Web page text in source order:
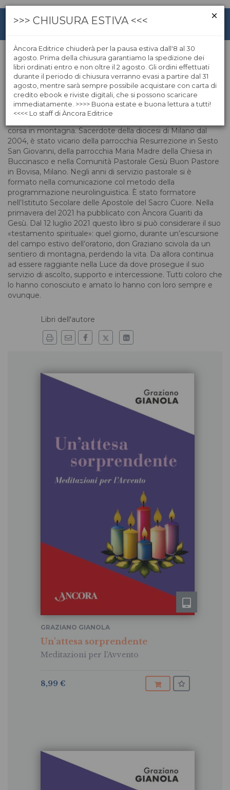
Graziano Gianola
Graziano Gianola è nato nel 1973 a Premana (LC), in alta
Valsassina, ed è il sesto di dieci fratelli. Prima di entrare in
corsa in montagna. Sacerdote della diocesi di Milano dal
2004, è stato vicario della parrocchia Resurrezione in Sesto
San Giovanni, della parrocchia Maria Madre della Chiesa in
Buccinasco e nella Comunità Pastorale Gesù Buon Pastore
in Bovisa, Milano. Negli anni di servizio pastorale si è
formato nella comunicazione col metodo della
programmazione neurolinguistica. È stato formatore
nell’Istituto Secolare delle Apostole del Sacro Cuore. Nella
primavera del 2021 ha pubblicato con Àncora Guariti da
Gesù. Dal 12 luglio 2021 questo libro si può considerare il suo
«testamento spirituale»: quel giorno, durante un’escursione
del campo estivo dell’oratorio, don Graziano scivola da un
sentiero di montagna, perdendo la vita. Da allora continua
ad essere raggiante nella Luce da dove prosegue il suo
servizio di ascolto, supporto e intercessione. Tutti coloro che
lo hanno conosciuto e amato lo hanno con loro sempre e
ovunque.
Libri dell'autore
Un'attesa sorprendente
Meditazioni per l'Avvento
GRAZIANO GIANOLA
8,99 €
>>> CHIUSURA ESTIVA <<<
Àncora Editrice chiuderà per la pausa estiva dall'8 al 30
agosto. Prima della chiusura garantiamo la spedizione dei
libri ordinati entro e non oltre il 2 agosto. Gli ordini effettuati
durante il periodo di chiusura verranno evasi a partire dal 31
agosto, mentre sarà sempre possibile acquistare con carta di
credito ebook e riviste digitali, che si possono scaricare
immediatamente. >>>> Buona estate e buona lettura a tutti!
<<<< Lo staff di Àncora Editrice